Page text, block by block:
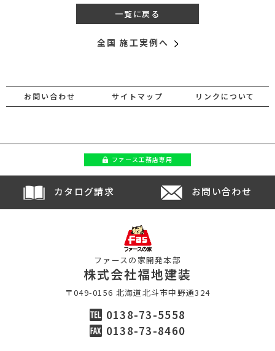
一覧に戻る
全国 施工実例へ
お問い合わせ サイトマップ リンクについて
ファース工務店専用
カタログ請求 お問い合わせ
ファースの家開発本部
株式会社福地建装
〒049-0156 北海道北斗市中野通324
0138-73-5558
0138-73-8460